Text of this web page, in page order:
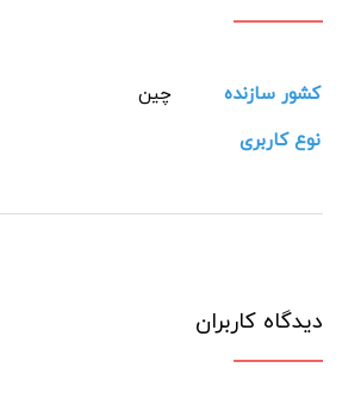
کشور سازنده
چین
نوع کاربری
دیدگاه کاربران